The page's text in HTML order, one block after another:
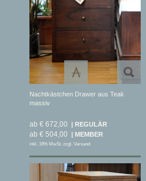
Nachtkästchen Drawer aus Teak
massiv
ab € 672,00
ab € 504,00
inkl. 19% MwSt. zzgl. Versand